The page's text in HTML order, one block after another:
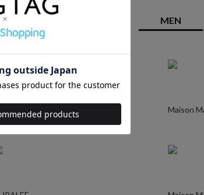
バイヤーの厳選ブランド
MEN
YAMAMOTO Maison